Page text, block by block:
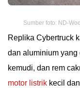
Sumber foto: ND-
Replika Cybertruck
dan aluminium
kemudi, dan rem
motor listrik kecil